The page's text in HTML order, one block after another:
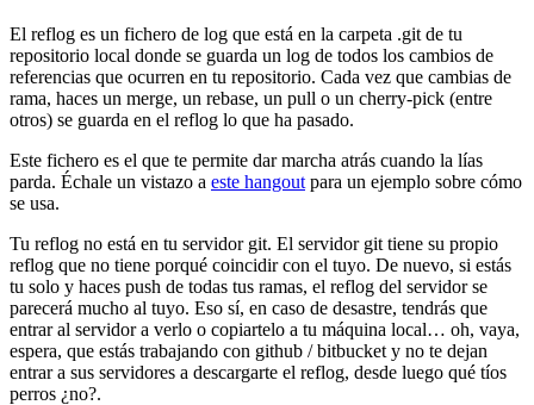
El reflog es un fichero de log que está en la carpeta .git de tu
repositorio local donde se guarda un log de todos los cambios de
referencias que ocurren en tu repositorio. Cada vez que cambias de
rama, haces un merge, un rebase, un pull o un cherry-pick (entre
otros) se guarda en el reflog lo que ha pasado.
Este fichero es el que te permite dar marcha atrás cuando la lías
parda. Échale un vistazo a este hangout para un ejemplo sobre cómo
se usa.
Tu reflog no está en tu servidor git. El servidor git tiene su propio
reflog que no tiene porqué coincidir con el tuyo. De nuevo, si estás
tu solo y haces push de todas tus ramas, el reflog del servidor se
parecerá mucho al tuyo. Eso sí, en caso de desastre, tendrás que
entrar al servidor a verlo o copiartelo a tu máquina local… oh, vaya,
espera, que estás trabajando con github / bitbucket y no te dejan
entrar a sus servidores a descargarte el reflog, desde luego qué tíos
perros ¿no?.